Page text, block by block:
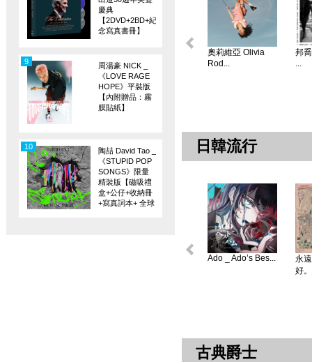
慶典
【2DVD+2BD+紀
念寫真書冊】
周湯豪 NICK _
《LOVE RAGE
HOPE》平裝版
【內附贈品：霧
膜貼紙】
9
陶喆 David Tao _
《STUPID POP
SONGS》限量
精裝版【磁吸禮
盒+公仔+收納冊
+寫真詞本+ 全球
10
奧莉維亞 Olivia
Rod...
邦
...
日韓流行
Ado _ Ado’s Bes...
永
好
古典爵士